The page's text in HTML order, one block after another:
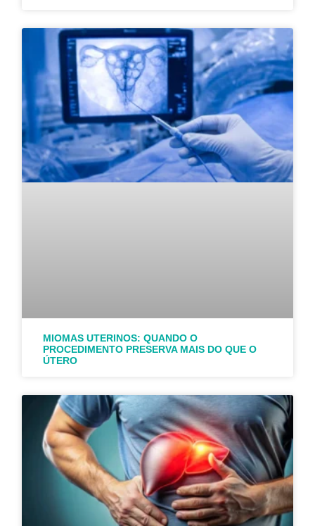
MIOMAS UTERINOS: QUANDO O
PROCEDIMENTO PRESERVA MAIS DO QUE O
ÚTERO